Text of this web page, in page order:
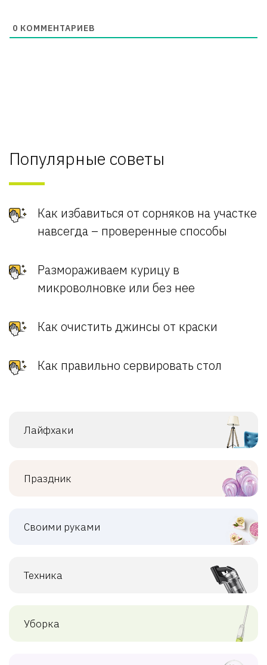
0 КОММЕНТАРИЕВ
Популярные советы
Как избавиться от сорняков на участке
навсегда – проверенные способы
Размораживаем курицу в
микроволновке или без нее
Как очистить джинсы от краски
Как правильно сервировать стол
Лайфхаки
Праздник
Своими руками
Техника
Уборка